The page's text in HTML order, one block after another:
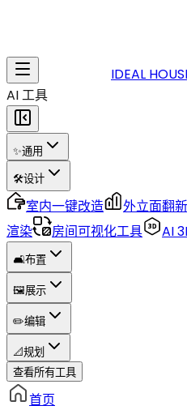
IDEAL
AI 工具
✨通用
🛠️设计
室内一键改造 外立面翻新
渲染
房间可视化工具 AI
🛋️布置
🖼️展示
✏️编辑
📐规划
查看所有工具
首页